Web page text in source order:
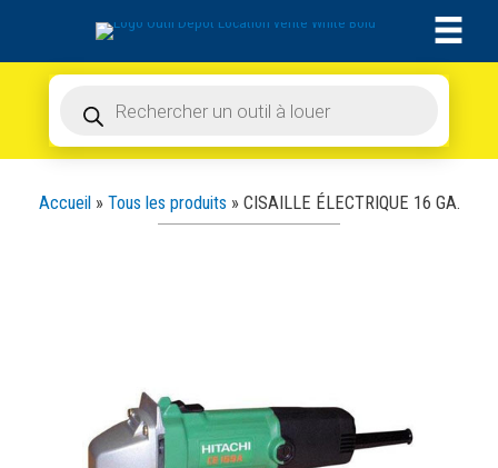
contenu
produits
Accueil» Tous les produits » CISAILLE ÉLECTRIQUE 16 GA.